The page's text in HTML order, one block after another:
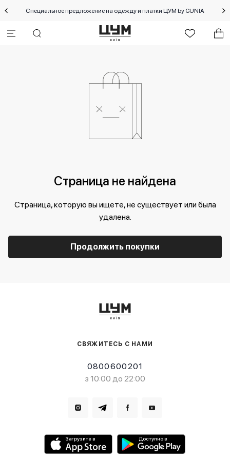
Специальное предложение на одежду и платки ЦУМ by GUNIA
Страница не найдена
Страница, которую вы ищете, не существует или была
удалена.
Продолжить покупки
СВЯЖИТЕСЬ С НАМИ
0800600201
з 10:00 до 22:00
Загрузите в Доступно в